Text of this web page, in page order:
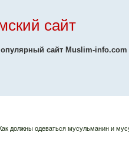
сайт
сайт Muslim-
должны одеваться мусульманин и